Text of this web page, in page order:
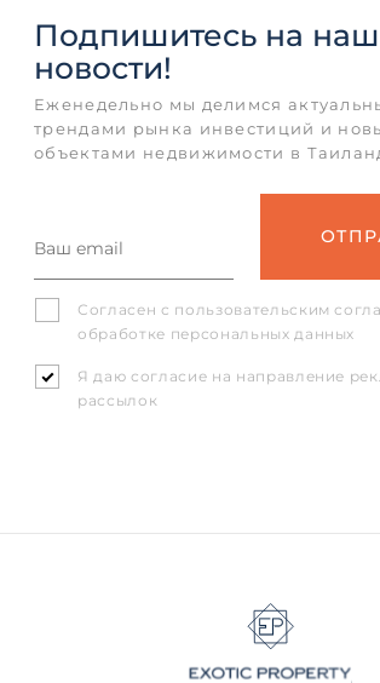
Подпишитесь на
новости!
Еженедельно мы делимся
трендами рынка инвестиций и
объектами недвижимости в
Согласен с пользовательским
обработке персональных данных
Я даю согласие на направление
рассылок